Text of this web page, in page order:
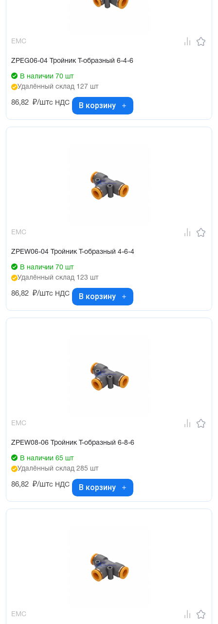
EMC
ZPEG06-04 Тройник Т-образный 6-4-6
В наличии 70 шт
Удалённый склад 127 шт
86,82 ₽/штс НДС В корзину
EMC
ZPEW06-04 Тройник Т-образный 4-6-4
В наличии 70 шт
Удалённый склад 123 шт
86,82 ₽/штс НДС В корзину
EMC
ZPEW08-06 Тройник Т-образный 6-8-6
В наличии 65 шт
Удалённый склад 285 шт
86,82 ₽/штс НДС В корзину
EMC